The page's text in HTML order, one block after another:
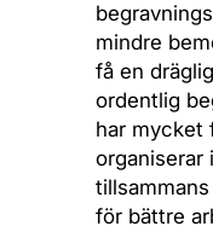
mindre
få en
ordentlig
har mycket
organiserar
för bättre